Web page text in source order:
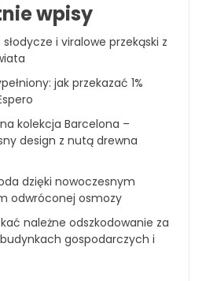
wpisy
i viralowe przekąski z
jak przekazać 1%
kolekcja Barcelona –
design z nutą drewna
dzięki nowoczesnym
odwróconej osmozy
należne odszkodowanie za
gospodarczych i